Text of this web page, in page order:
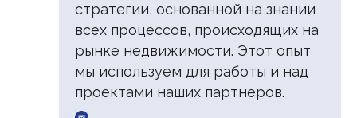
стратегии, основанной на знании
всех процессов, происходящих на
рынке недвижимости. Этот опыт
мы используем для работы и над
проектами наших партнеров.